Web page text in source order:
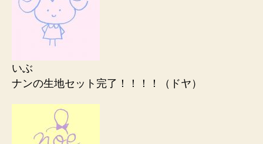
いぶ
ナンの生地セット完了！！！！（ドヤ）